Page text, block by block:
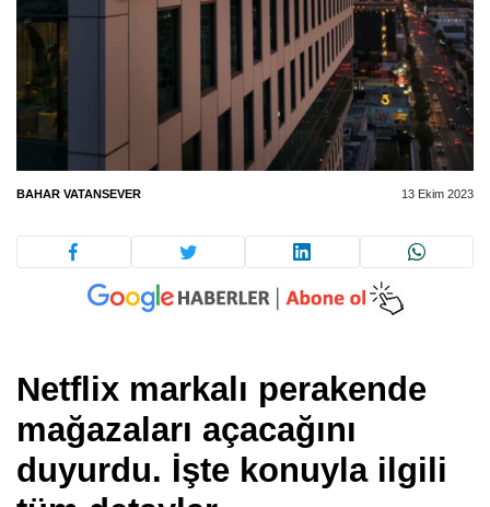
BAHAR VATANSEVER 13 Ekim 2023
Netflix markalı perakende
mağazaları açacağını
duyurdu. İşte konuyla ilgili